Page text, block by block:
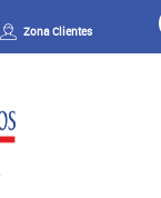
Zona Clientes